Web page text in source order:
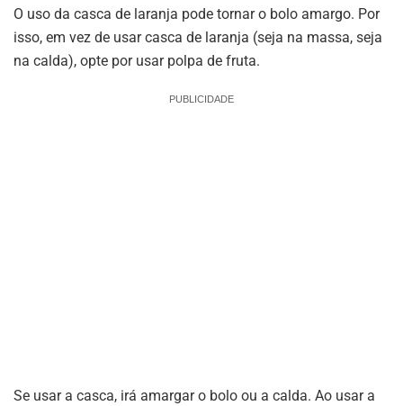
O uso da casca de laranja pode tornar o bolo amargo. Por
isso, em vez de usar casca de laranja (seja na massa, seja
na calda), opte por usar polpa de fruta.
PUBLICIDADE
Se usar a casca, irá amargar o bolo ou a calda. Ao usar a